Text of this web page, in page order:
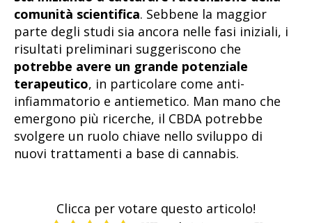
comunità scientifica. Sebbene la maggior
parte degli studi sia ancora nelle fasi iniziali, i
risultati preliminari suggeriscono che
potrebbe avere un grande potenziale
terapeutico, in particolare come anti-
infiammatorio e antiemetico. Man mano che
emergono più ricerche, il CBDA potrebbe
svolgere un ruolo chiave nello sviluppo di
nuovi trattamenti a base di cannabis.
Clicca per votare questo articolo!